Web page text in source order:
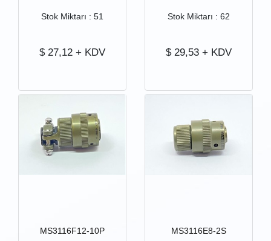
Stok Miktarı : 51
$ 27,12 + KDV
Stok Miktarı : 62
$ 29,53 + KDV
MS3116F12-10P MS3116E8-2S